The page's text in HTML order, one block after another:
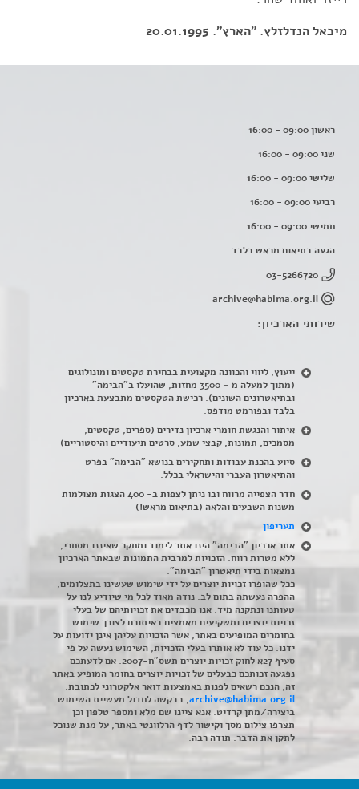
מיכאל הנדלזלץ. "הארץ". 20.01.1995
ראשון 09:00 - 16:00
שני 09:00 - 16:00
שלישי 09:00 - 16:00
רביעי 09:00 - 16:00
חמישי 09:00 - 16:00
הגעה בתיאום מראש בלבד
03-5266720
archive@habima.org.il
שירותי הארכיון:
ייעוץ, ליווי והכוונה מקצועית בבחירת טקסטים ומונולוגים
(מתוך למעלה מ – 3500 מחזות, שהועלו ב"הבימה"
ובתיאטרונים השונים). רכישת הטקסטים מתבצעת בארכיון
בלבד ובפורמט מודפס.
איתור והנגשת חומרי ארכיון נדירים (ספרים, טקסטים,
מסמכים, תמונות, קבצי שמע, סרטים תיעודיים והיסטוריים)
סיוע בהכנת עבודות ותחקירים בנושא "הבימה" בפרט
והתיאטרון העברי והישראלי בכלל.
חדר הצפייה מרווח ובו ניתן לצפות ב- 400 הצגות מצולמות
משנות השבעים והלאה (בתיאום מראש!)
תעריפון
אתר ארכיון "הבימה" הינו אתר לימוד ומחקר שאיננו מסחרי,
ללא מטרות רווח. הזכויות למרבית התמונות שבאתר הארכיון
נמצאות בידי תיאטרון "הבימה".
ככל שהופרו זכויות יוצרים על ידי שימוש שעשינו בתצלומים,
ההפרה נעשתה בתום לב. נודה מאוד לכל מי שיודיע לנו על
טעותנו ונתקנה מיד. אנו מכבדים את זכויותיהם של בעלי
זכויות יוצרים ומשקיעים מאמצים באיתורם לצורך שימוש
בחומרים המופיעים באתר, אשר הזכויות עליהן אינן ידועות על
ידנו. כל עוד לא אותרו בעלי הזכויות, השימוש נעשה על פי
סעיף 27א לחוק זכויות יוצרים תשס"ח-2007. אם לדעתכם
נפגעה זכותכם כבעלים של זכויות יוצרים בחומר המופיע באתר
זה, הנכם רשאים לפנות באמצעות דואר אלקטרוני לכתובת:
archive@habima.org.il, בבקשה לחדול מעשיית השימוש
ביצירה/מתן קרדיט. אנא ציינו שם מלא ומספר טלפון וכן
תצרפו צילום מסך וקישור לדף הרלוונטי באתר, על מנת שנוכל
לתקן את הדבר. תודה רבה.